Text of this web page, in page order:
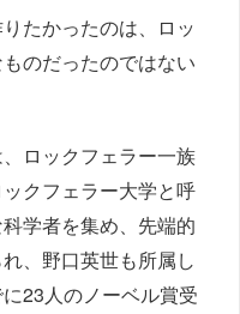
たかったのは、ロッ
のだったのではない
ロックフェラー一族
クフェラー大学と呼
学者を集め、先端的
、野口英世も所属し
23人のノーベル賞受